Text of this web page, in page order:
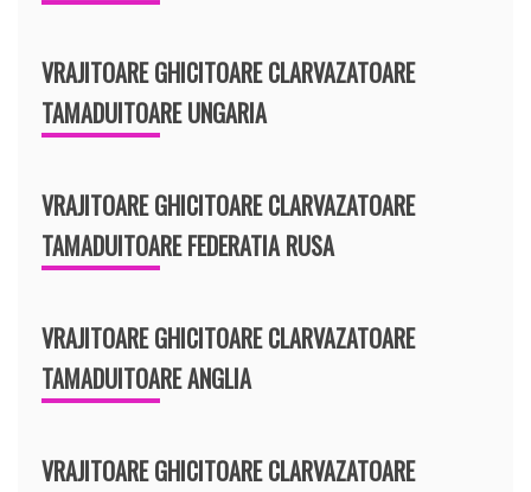
VRAJITOARE GHICITOARE CLARVAZATOARE
TAMADUITOARE UNGARIA
VRAJITOARE GHICITOARE CLARVAZATOARE
TAMADUITOARE FEDERATIA RUSA
VRAJITOARE GHICITOARE CLARVAZATOARE
TAMADUITOARE ANGLIA
VRAJITOARE GHICITOARE CLARVAZATOARE